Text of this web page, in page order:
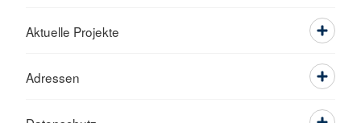
Aktuelle Projekte
Adressen